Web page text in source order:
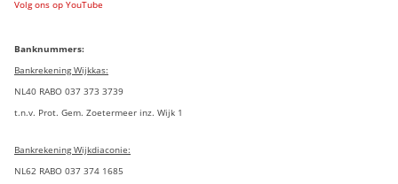
Volg ons op YouTube
Banknummers:
Bankrekening Wijkkas:
NL40 RABO 037 373 3739
t.n.v. Prot. Gem. Zoetermeer inz. Wijk 1
Bankrekening Wijkdiaconie:
NL62 RABO 037 374 1685